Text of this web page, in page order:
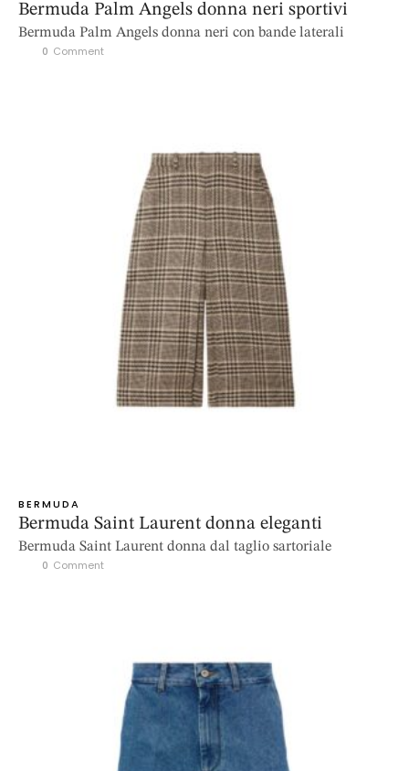
Bermuda Palm Angels donna neri sportivi
Bermuda Palm Angels donna neri con bande laterali
0 Comment
BERMUDA
Bermuda Saint Laurent donna eleganti
Bermuda Saint Laurent donna dal taglio sartoriale
0 Comment